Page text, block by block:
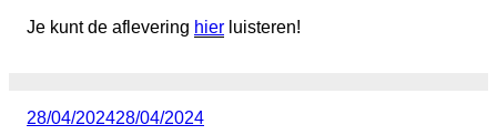
Je kunt de aflevering hier luisteren!
Geplaatst
28/04/202428/04/2024